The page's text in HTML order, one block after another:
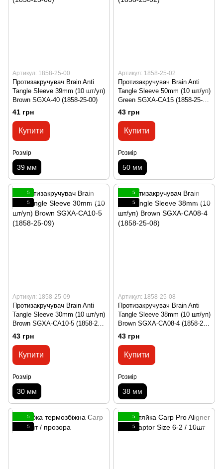
Артикул: 1858-25-00
Протизакручувач Brain Anti
Tangle Sleeve 39mm (10 шт/уп)
Brown SGXA-40 (1858-25-00)
41 грн
Купити
Розмір
39 мм
Артикул: 1858-25-02
Протизакручувач Brain Anti
Tangle Sleeve 50mm (10 шт/уп)
Green SGXA-CA15 (1858-25-
02)
43 грн
Купити
Розмір
50 мм
5
5
Артикул: 1858-25-09
Протизакручувач Brain Anti
Tangle Sleeve 30mm (10 шт/уп)
Brown SGXA-CA10-5 (1858-25-
09)
43 грн
Купити
Розмір
30 мм
5
5
Артикул: 1858-25-08
Протизакручувач Brain Anti
Tangle Sleeve 38mm (10 шт/уп)
Brown SGXA-CA08-4 (1858-25-
08)
43 грн
Купити
Розмір
38 мм
5
5
5
5